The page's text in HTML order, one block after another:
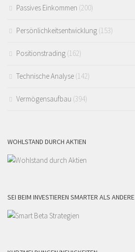
Passives Einkommen (200)
Persönlichkeitsentwicklung (153)
Positionstrading (162)
Technische Analyse (142)
Vermögensaufbau (394)
WOHLSTAND DURCH AKTIEN
SEI BEIM INVESTIEREN SMARTER ALS ANDERE